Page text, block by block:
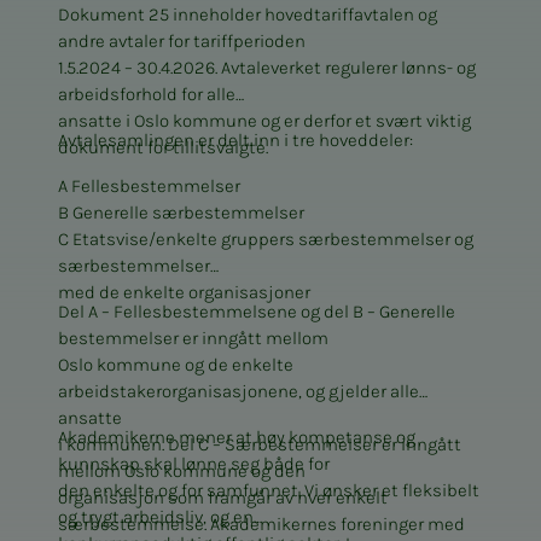
Dokument 25 inneholder hovedtariffavtalen og
andre avtaler for tariffperioden
1.5.2024 – 30.4.2026. Avtaleverket regulerer lønns- og
arbeidsforhold for alle
ansatte i Oslo kommune og er derfor et svært viktig
dokument for tillitsvalgte.
Avtalesamlingen er delt inn i tre hoveddeler:
A Fellesbestemmelser
B Generelle særbestemmelser
C Etatsvise/enkelte gruppers særbestemmelser og
særbestemmelser
med de enkelte organisasjoner
Del A – Fellesbestemmelsene og del B – Generelle
bestemmelser er inngått mellom
Oslo kommune og de enkelte
arbeidstakerorganisasjonene, og gjelder alle
ansatte
i kommunen. Del C – Særbestemmelser er inngått
mellom Oslo kommune og den
organisasjon som framgår av hver enkelt
særbestemmelse. Akademikernes foreninger med
Akademikerne mener at høy kompetanse og
kunnskap skal lønne seg både for
den enkelte og for samfunnet. Vi ønsker et fleksibelt
og trygt arbeidsliv, og en